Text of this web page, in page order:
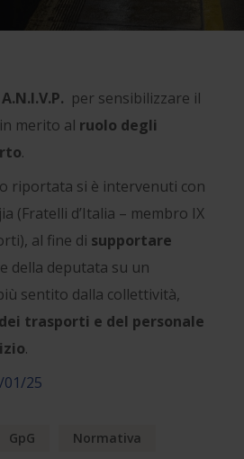
A.N.I.V.P. per sensibilizzare il
merito al ruolo degli
.
riportata si è intervenuti con
(Fratelli d’Italia – membro IX
al fine di supportare
della deputata su un
sentito dalla collettività,
trasporti e del personale
.
01/25
GpG Normativa